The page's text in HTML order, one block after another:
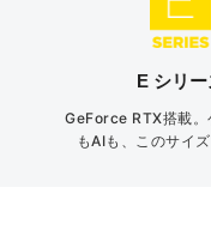
E シリー
GeForce RTX搭載。
もAIも、このサイズ